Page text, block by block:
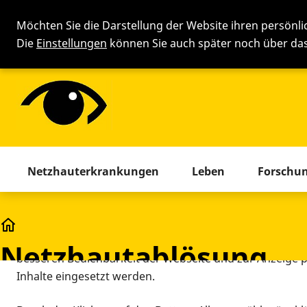
Möchten Sie die Darstellung der Website ihren
Die Einstellungen können Sie auch später noch über
Menü mit allen Seiten.
Netzhauterkrankungen Leben
Netzhautablösung
Cookie-
besseren Bedienbarkeit der Webseite und zur Anzeige
Inhalte eingesetzt werden.